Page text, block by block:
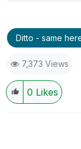
Ditto - same
7,373 Views
0 Likes